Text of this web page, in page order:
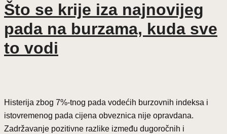
Što se krije iza najnovijeg
pada na burzama, kuda sve
to vodi
Histerija zbog 7%-tnog pada vodećih burzovnih indeksa i
istovremenog pada cijena obveznica nije opravdana.
Zadržavanje pozitivne razlike između dugoročnih i